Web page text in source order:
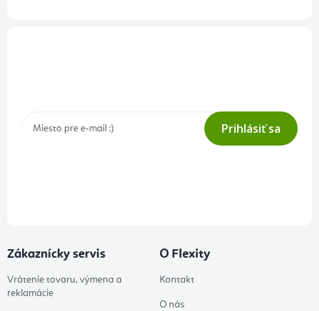
Prihlásiť sa
Zákaznícky servis
Vrátenie tovaru, výmena a
reklamácie
O Flexity
Kontakt
O nás